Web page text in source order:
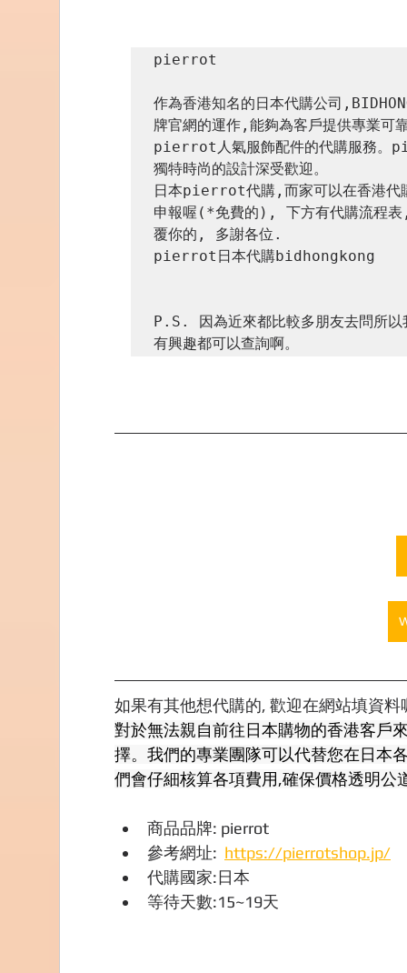
pierrot
作為香港知名的日本代購公司
牌官網的運作,能夠為客戶提供專業可
pierrot人氣服飾配件的代購服務。
獨特時尚的設計深受歡迎。
日本pierrot代購,而家可以在香港代
申報喔(*免費的), 下方有代購流程
覆你的, 多謝各位.
pierrot日本代購bidhongkong
P.S. 因為近來都比較多朋友去問所以
有興趣都可以查詢啊。
如果有其他想代購的, 歡迎在網站填資料
對於無法親自前往日本購物的香港客戶
擇。我們的專業團隊可以代替您在日本
們會仔細核算各項費用,確保價格透明公
商品品牌: pierrot
參考網址: https://pierrotshop.jp/
代購國家:日本
等待天數:15~19天